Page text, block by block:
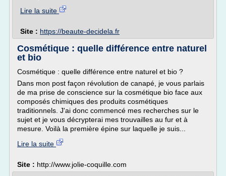
Lire la suite
Site : https://beaute-decidela.fr
Cosmétique : quelle différence entre naturel
et bio
Cosmétique : quelle différence entre naturel et bio ?
Dans mon post façon révolution de canapé, je vous parlais
de ma prise de conscience sur la cosmétique bio face aux
composés chimiques des produits cosmétiques
traditionnels. J'ai donc commencé mes recherches sur le
sujet et je vous décrypterai mes trouvailles au fur et à
mesure. Voilà la première épine sur laquelle je suis...
Lire la suite
Site : http://www.jolie-coquille.com